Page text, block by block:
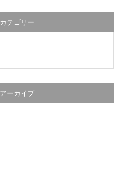
カテゴリー
アーカイブ